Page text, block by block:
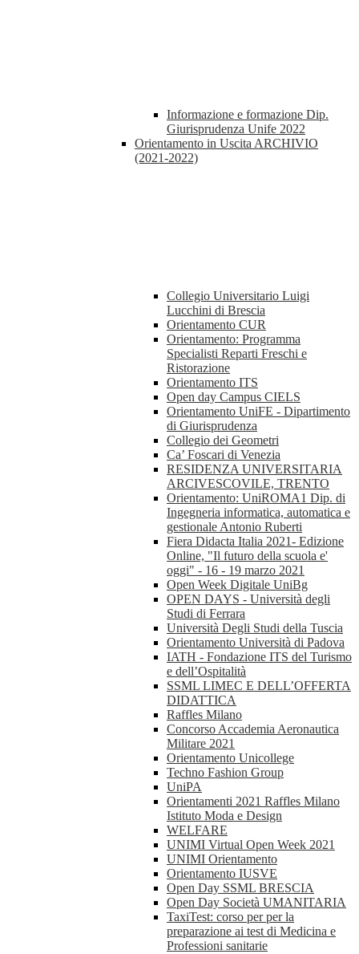
Informazione e formazione Dip.
Giurisprudenza Unife 2022
Orientamento in Uscita ARCHIVIO
(2021-2022)
Collegio Universitario Luigi
Lucchini di Brescia
Orientamento CUR
Orientamento: Programma
Specialisti Reparti Freschi e
Ristorazione
Orientamento ITS
Open day Campus CIELS
Orientamento UniFE - Dipartimento
di Giurisprudenza
Collegio dei Geometri
Ca’ Foscari di Venezia
RESIDENZA UNIVERSITARIA
ARCIVESCOVILE, TRENTO
Orientamento: UniROMA1 Dip. di
Ingegneria informatica, automatica e
gestionale Antonio Ruberti
Fiera Didacta Italia 2021- Edizione
Online, "Il futuro della scuola e'
oggi" - 16 - 19 marzo 2021
Open Week Digitale UniBg
OPEN DAYS - Università degli
Studi di Ferrara
Università Degli Studi della Tuscia
Orientamento Università di Padova
IATH - Fondazione ITS del Turismo
e dell’Ospitalità
SSML LIMEC E DELL’OFFERTA
DIDATTICA
Raffles Milano
Concorso Accademia Aeronautica
Militare 2021
Orientamento Unicollege
Techno Fashion Group
UniPA
Orientamenti 2021 Raffles Milano
Istituto Moda e Design
WELFARE
UNIMI Virtual Open Week 2021
UNIMI Orientamento
Orientamento IUSVE
Open Day SSML BRESCIA
Open Day Società UMANITARIA
TaxiTest: corso per per la
preparazione ai test di Medicina e
Professioni sanitarie